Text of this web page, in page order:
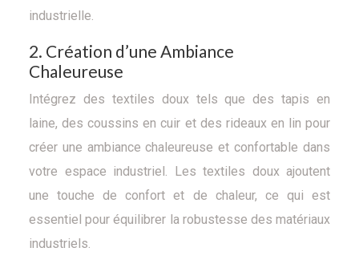
industrielle.
2. Création d’une Ambiance
Chaleureuse
Intégrez des textiles doux tels que des tapis en
laine, des coussins en cuir et des rideaux en lin pour
créer une ambiance chaleureuse et confortable dans
votre espace industriel. Les textiles doux ajoutent
une touche de confort et de chaleur, ce qui est
essentiel pour équilibrer la robustesse des matériaux
industriels.